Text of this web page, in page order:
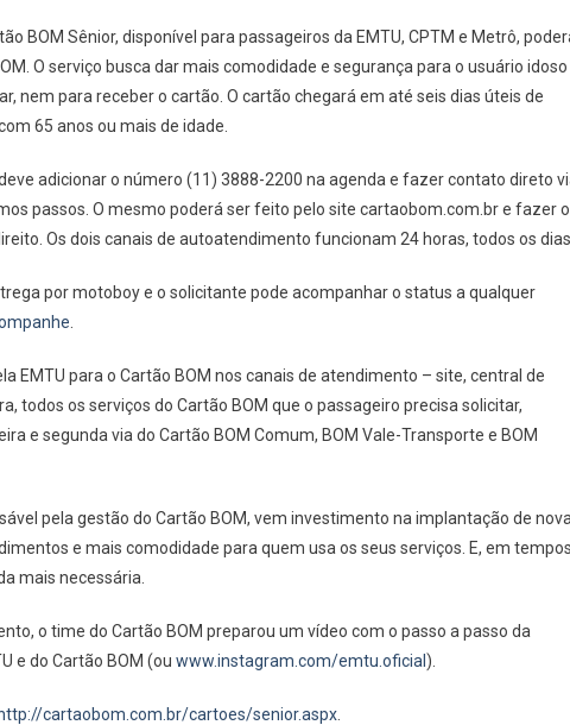
Bom
Sênior
Pode
Ser
Via
WhatsApp
BOM Sênior, disponível para passageiros da EMTU, CPTM e Metrô,
O serviço busca dar mais comodidade e segurança para o usuário idoso
nem para receber o cartão. O cartão chegará em até seis dias úteis de
65 anos ou mais de idade.
adicionar o número (11) 3888-2200 na agenda e fazer contato direto
passos. O mesmo poderá ser feito pelo site cartaobom.com.br e fazer o
Os dois canais de autoatendimento funcionam 24 horas, todos os dias.
por motoboy e o solicitante pode acompanhar o status a qualquer
EMTU para o Cartão BOM nos canais de atendimento – site, central de
todos os serviços do Cartão BOM que o passageiro precisa solicitar,
e segunda via do Cartão BOM Comum, BOM Vale-Transporte e BOM
pela gestão do Cartão BOM, vem investimento na implantação de
e mais comodidade para quem usa os seus serviços. E, em tempos
mais necessária.
o time do Cartão BOM preparou um vídeo com o passo a passo da
e do Cartão BOM (ou www.instagram.com/emtu.oficial ).
http://cartaobom.com.br/cartoes/senior.aspx